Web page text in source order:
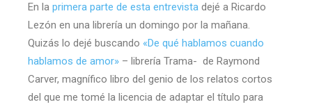
En la primera parte de esta entrevista dejé a Ricardo
Lezón en una librería un domingo por la mañana.
Quizás lo dejé buscando «De qué hablamos cuando
hablamos de amor» – librería Trama- de Raymond
Carver, magnífico libro del genio de los relatos cortos
del que me tomé la licencia de adaptar el título para